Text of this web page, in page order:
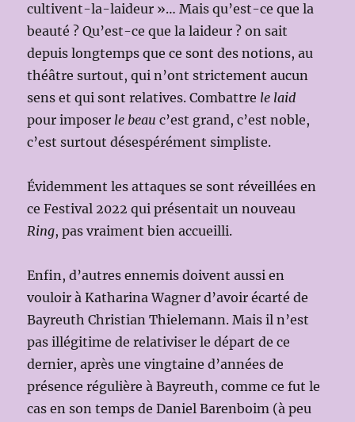
cultivent-la-laideur »… Mais qu’est-ce que la
beauté ? Qu’est-ce que la laideur ? on sait
depuis longtemps que ce sont des notions, au
théâtre surtout, qui n’ont strictement aucun
sens et qui sont relatives. Combattre le laid
pour imposer le beau c’est grand, c’est noble,
c’est surtout désespérément simpliste.
Évidemment les attaques se sont réveillées en
ce Festival 2022 qui présentait un nouveau
Ring, pas vraiment bien accueilli.
Enfin, d’autres ennemis doivent aussi en
vouloir à Katharina Wagner d’avoir écarté de
Bayreuth Christian Thielemann. Mais il n’est
pas illégitime de relativiser le départ de ce
dernier, après une vingtaine d’années de
présence régulière à Bayreuth, comme ce fut le
cas en son temps de Daniel Barenboim (à peu